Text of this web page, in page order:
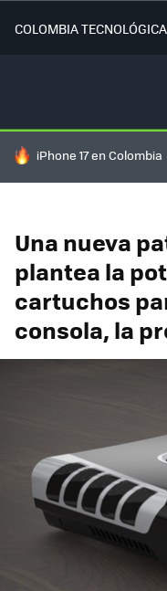
COLOMBIA TECNOLÓGICA
HOY SE HABLA DE
iPhone 17 en Colombia
Una nueva
plantea la
cartuchos
consola, la